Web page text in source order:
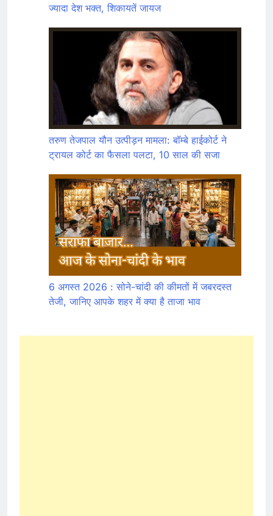
ज्यादा देश भक्त, शिकायतें जायज
तरुण तेजपाल यौन उत्पीड़न मामला: बॉम्बे हाईकोर्ट ने
ट्रायल कोर्ट का फैसला पलटा, 10 साल की सजा
6 अगस्त 2026 : सोने-चांदी की कीमतों में जबरदस्त
तेजी, जानिए आपके शहर में क्या है ताजा भाव